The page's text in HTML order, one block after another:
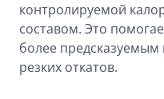
контролируемой
составом. Это
более
резких откатов.